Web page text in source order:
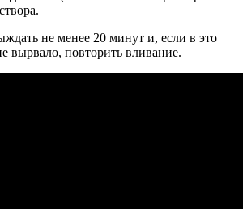
не менее 20 минут и, если в это
вырвало, повторить вливание.